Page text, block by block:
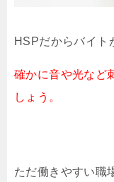
HSPだからバイト
確かに音や光など
しょう。
ただ働きやすい職